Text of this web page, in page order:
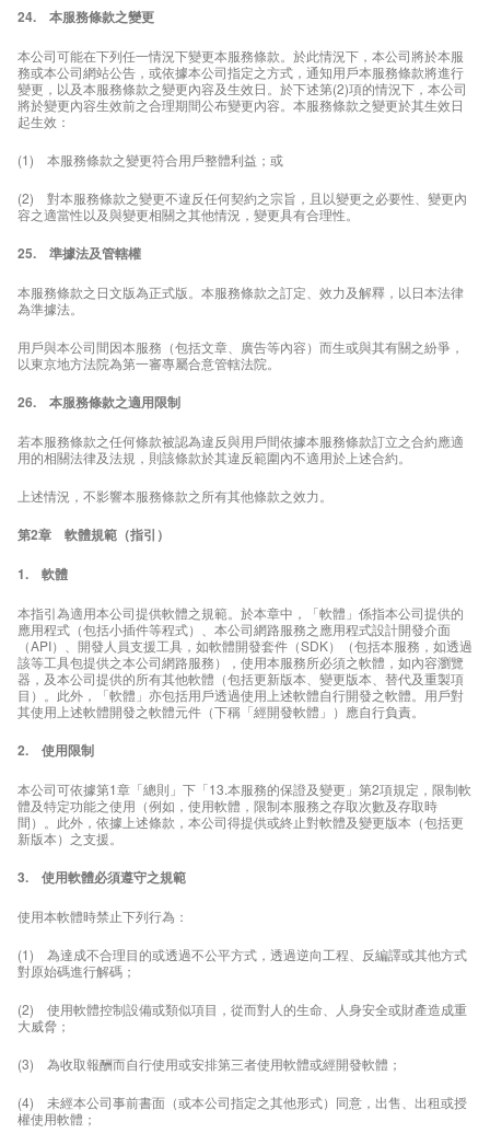
24. 本服務條款之變更
本公司可能在下列任一情況下變更本服務條款。於此情況下，本公司將於本服
務或本公司網站公告，或依據本公司指定之方式，通知用戶本服務條款將進行
變更，以及本服務條款之變更內容及生效日。於下述第(2)項的情況下，本公司
將於變更內容生效前之合理期間公布變更內容。本服務條款之變更於其生效日
起生效：
(1) 本服務條款之變更符合用戶整體利益；或
(2) 對本服務條款之變更不違反任何契約之宗旨，且以變更之必要性、變更內
容之適當性以及與變更相關之其他情況，變更具有合理性。
25. 準據法及管轄權
本服務條款之日文版為正式版。本服務條款之訂定、效力及解釋，以日本法律
為準據法。
用戶與本公司間因本服務（包括文章、廣告等內容）而生或與其有關之紛爭，
以東京地方法院為第一審專屬合意管轄法院。
26. 本服務條款之適用限制
若本服務條款之任何條款被認為違反與用戶間依據本服務條款訂立之合約應適
用的相關法律及法規，則該條款於其違反範圍內不適用於上述合約。
上述情況，不影響本服務條款之所有其他條款之效力。
第2章 軟體規範（指引）
1. 軟體
本指引為適用本公司提供軟體之規範。於本章中，「軟體」係指本公司提供的
應用程式（包括小插件等程式）、本公司網路服務之應用程式設計開發介面
（API）、開發人員支援工具，如軟體開發套件（SDK）（包括本服務，如透過
該等工具包提供之本公司網路服務），使用本服務所必須之軟體，如內容瀏覽
器，及本公司提供的所有其他軟體（包括更新版本、變更版本、替代及重製項
目）。此外，「軟體」亦包括用戶透過使用上述軟體自行開發之軟體。用戶對
其使用上述軟體開發之軟體元件（下稱「經開發軟體」）應自行負責。
2. 使用限制
本公司可依據第1章「總則」下「13.本服務的保證及變更」第2項規定，限制軟
體及特定功能之使用（例如，使用軟體，限制本服務之存取次數及存取時
間）。此外，依據上述條款，本公司得提供或終止對軟體及變更版本（包括更
新版本）之支援。
3. 使用軟體必須遵守之規範
使用本軟體時禁止下列行為：
(1) 為達成不合理目的或透過不公平方式，透過逆向工程、反編譯或其他方式
對原始碼進行解碼；
(2) 使用軟體控制設備或類似項目，從而對人的生命、人身安全或財產造成重
大威脅；
(3) 為收取報酬而自行使用或安排第三者使用軟體或經開發軟體；
(4) 未經本公司事前書面（或本公司指定之其他形式）同意，出售、出租或授
權使用軟體；